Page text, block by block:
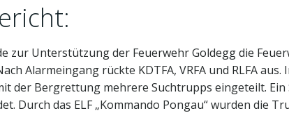
zur Unterstützung der Feuerwehr Goldegg die
Alarmeingang rückte KDTFA, VRFA und RLFA
der Bergrettung mehrere Suchtrupps eingeteilt.
Durch das ELF „Kommando Pongau“ wurden die